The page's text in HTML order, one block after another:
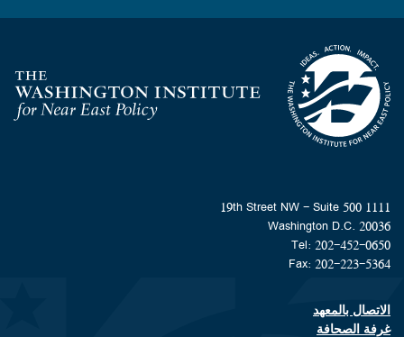
Homepage
1111 19th Street NW - Suite 500
Washington D.C. 20036
Tel: 202-452-0650
Fax: 202-223-5364
Footer contact links
الاتصال بالمعهد
غرفة الصحافة